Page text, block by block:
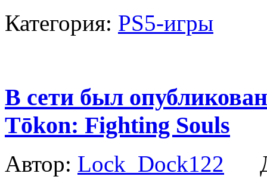
Категория: PS5-игры
В сети был
Tōkon: Fighting Souls
Автор: Lock_Dock122